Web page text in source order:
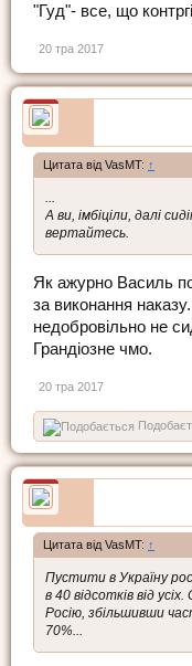
"Гуд"- все, що
20 тра 2017
Цитата від VasMT: ↑
...
А ви, імбіціли, далі
вертайтесь.
Як ажурно Василь
за виконання
недобровільно не
Грандіозне чмо.
20 тра 2017
Цитата від VasMT: ↑
Пустити в Україну
в 40 відсотків від
Росію, збільшивши
70%...